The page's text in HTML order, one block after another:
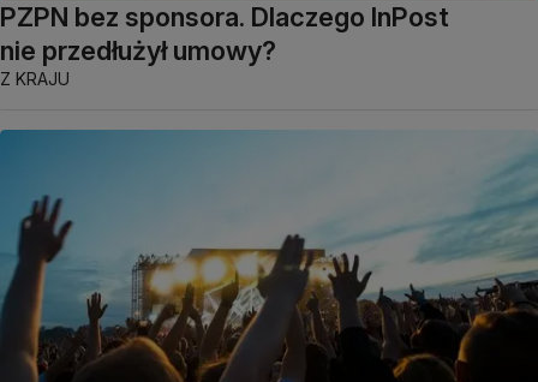
PZPN bez sponsora. Dlaczego InPost
nie przedłużył umowy?
Z KRAJU